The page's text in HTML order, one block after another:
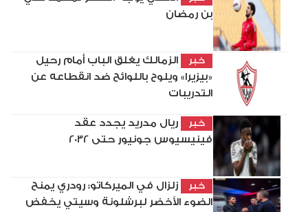
بن رمضان
خبر
الزمالك يغلق الباب أمام رحيل
«بيزيرا» ويلوح باللوائح ضد انقطاعه عن
التدريبات
خبر
ريال مدريد يجدد عقد
فينيسيوس جونيور حتى 2032
خبر
زلزال في الميركاتو: رودري يمنح
الضوء الأخضر لبرشلونة وسيتي يخفض